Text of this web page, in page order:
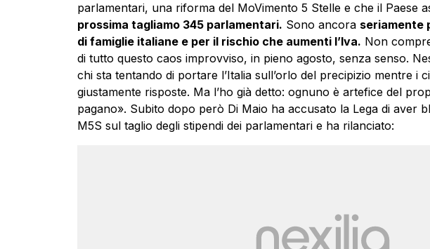
parlamentari, una riforma del MoVimento 5 Stelle e che il Paese
prossima tagliamo 345 parlamentari. Sono ancora seriamente
di famiglie italiane e per il rischio che aumenti l’Iva. Non
di tutto questo caos improvviso, in pieno agosto, senza senso.
chi sta tentando di portare l’Italia sull’orlo del precipizio mentre i
giustamente risposte. Ma l’ho già detto: ognuno è artefice del
pagano». Subito dopo però Di Maio ha accusato la Lega di aver
M5S sul taglio degli stipendi dei parlamentari e ha rilanciato: